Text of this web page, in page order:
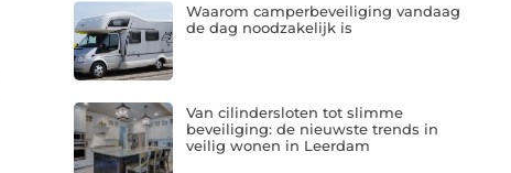
Waarom camperbeveiliging vandaag
de dag noodzakelijk is
Van cilindersloten tot slimme
beveiliging: de nieuwste trends in
veilig wonen in Leerdam